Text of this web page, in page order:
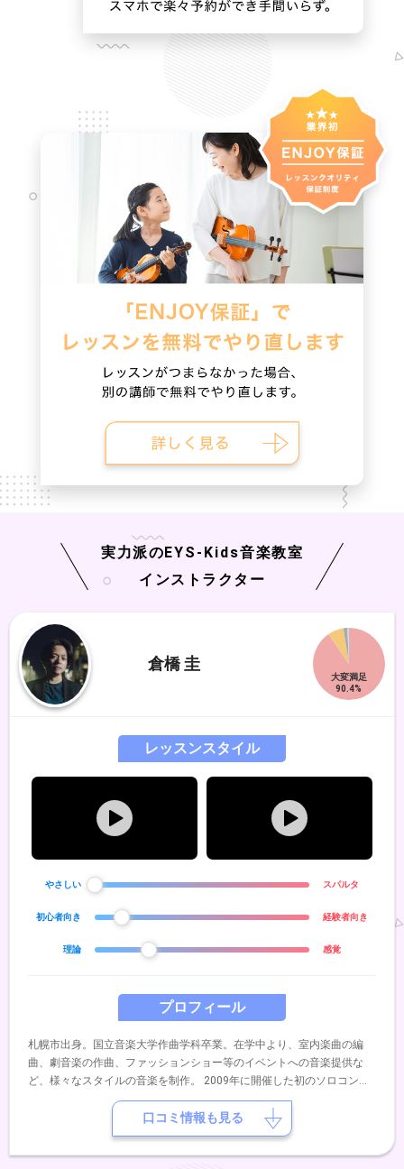
実力派のEYS-Kids音楽教室
インストラクター
倉橋 圭
プロフィール
札幌市出身。国立音楽大学作曲学科卒業。在学中より、室内楽曲の編
曲、劇音楽の作曲、ファッションショー等のイベントへの音楽提供な
ど、様々なスタイルの音楽を制作。 2009年に開催した初のソロコンサ
ートでエレクトロニカとピアノを中心にした楽曲にメディアアートをふ
んだんに取り入れたステージが評価され、以降定期的にソロコンサート
の開催やジャズフェスティバルに出演。 2010年1stアルバム「Focus」
レッスンスタイル
やさしい スパルタ
初心者向き 経験者向き
理論 感覚
口コミ情報も見る